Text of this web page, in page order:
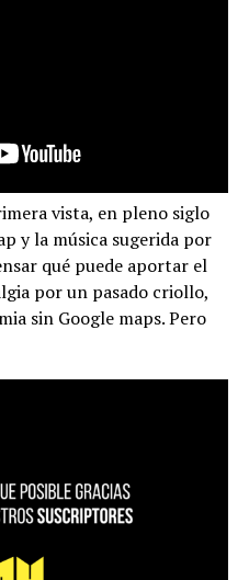
vista, en pleno siglo
y la música sugerida por
qué puede aportar el
por un pasado criollo,
sin Google maps. Pero